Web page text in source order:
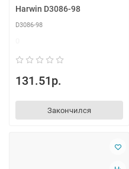
Harwin D3086-98
D3086-98
131.51р.
Закончился